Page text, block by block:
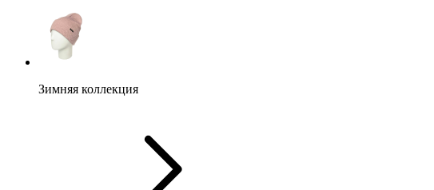
Зимняя коллекция